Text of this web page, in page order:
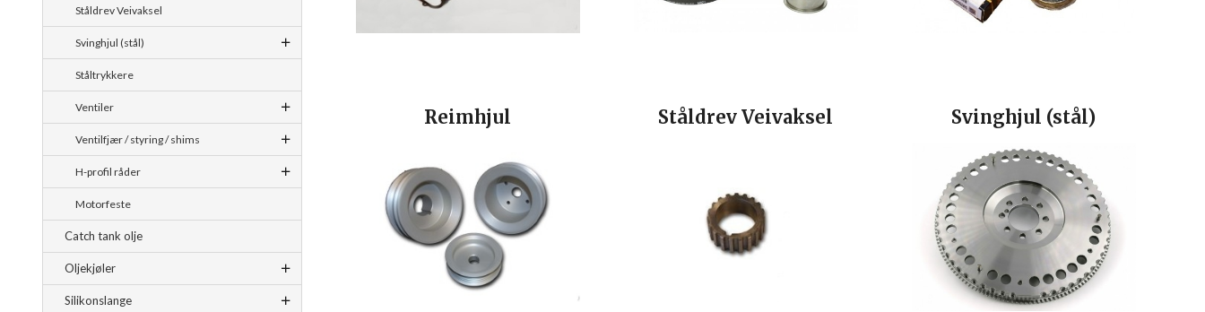
Ståldrev Veivaksel
Svinghjul (stål)
Ståltrykkere
Ventiler
Ventilfjær / styring / shims
H-profil råder
Motorfeste
Catch tank olje
Oljekjøler
Silikonslange
Reimhjul Ståldrev Veivaksel Svinghjul (stål)